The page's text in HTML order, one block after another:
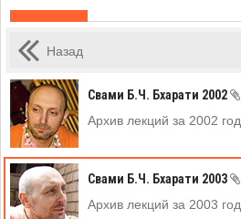
Назад
Свами Б.Ч. Бхарати 2002
Архив лекций за 2002 год
Свами Б.Ч. Бхарати 2003
Архив лекций за 2003 год